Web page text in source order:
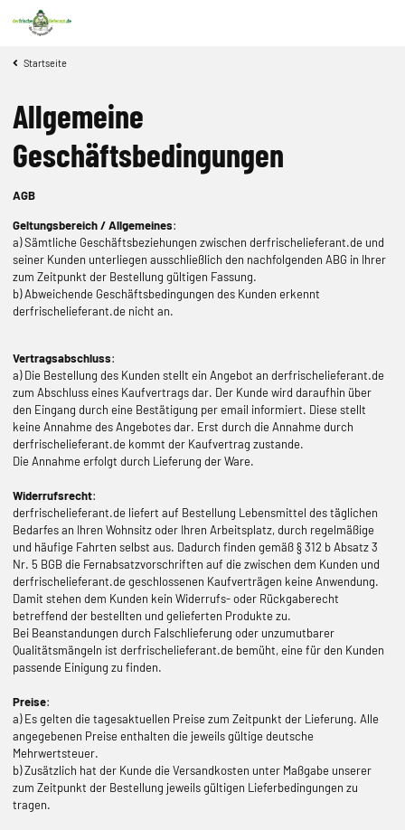
Startseite
Allgemeine
Geschäftsbedingungen
AGB
Geltungsbereich / Allgemeines:
a) Sämtliche Geschäftsbeziehungen zwischen derfrischelieferant.de und
seiner Kunden unterliegen ausschließlich den nachfolgenden ABG in Ihrer
zum Zeitpunkt der Bestellung gültigen Fassung.
b) Abweichende Geschäftsbedingungen des Kunden erkennt
derfrischelieferant.de nicht an.
Vertragsabschluss:
a) Die Bestellung des Kunden stellt ein Angebot an derfrischelieferant.de
zum Abschluss eines Kaufvertrags dar. Der Kunde wird daraufhin über
den Eingang durch eine Bestätigung per email informiert. Diese stellt
keine Annahme des Angebotes dar. Erst durch die Annahme durch
derfrischelieferant.de kommt der Kaufvertrag zustande.
Die Annahme erfolgt durch Lieferung der Ware.
Widerrufsrecht:
derfrischelieferant.de liefert auf Bestellung Lebensmittel des täglichen
Bedarfes an Ihren Wohnsitz oder Ihren Arbeitsplatz, durch regelmäßige
und häufige Fahrten selbst aus. Dadurch finden gemäß § 312 b Absatz 3
Nr. 5 BGB die Fernabsatzvorschriften auf die zwischen dem Kunden und
derfrischelieferant.de geschlossenen Kaufverträgen keine Anwendung.
Damit stehen dem Kunden kein Widerrufs- oder Rückgaberecht
betreffend der bestellten und gelieferten Produkte zu.
Bei Beanstandungen durch Falschlieferung oder unzumutbarer
Qualitätsmängeln ist derfrischelieferant.de bemüht, eine für den Kunden
passende Einigung zu finden.
Preise:
a) Es gelten die tagesaktuellen Preise zum Zeitpunkt der Lieferung. Alle
angegebenen Preise enthalten die jeweils gültige deutsche
Mehrwertsteuer.
b) Zusätzlich hat der Kunde die Versandkosten unter Maßgabe unserer
zum Zeitpunkt der Bestellung jeweils gültigen Lieferbedingungen zu
tragen.